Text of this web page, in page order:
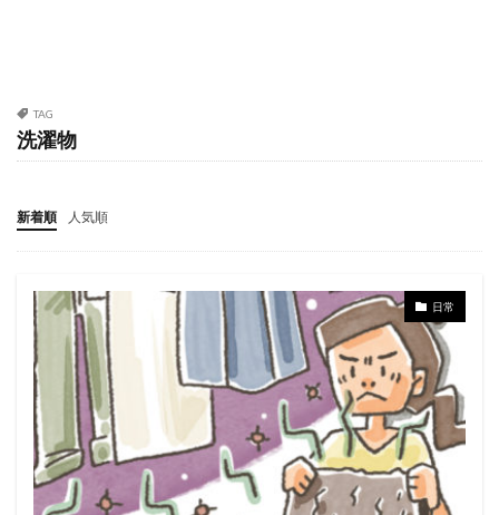
TAG
洗濯物
新着順 人気順
日常